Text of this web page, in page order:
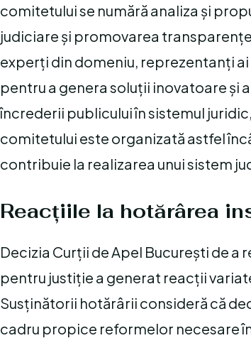
comitetului se numără analiza și
judiciare și promovarea
experți din domeniu, reprezentanți
pentru a genera soluții inovatoare și
încrederii publicului în sistemul
comitetului este organizată astfel
contribuie la realizarea unui sistem
Reacțiile la hotărârea
Decizia Curții de Apel București de
pentru justiție a generat reacții
Susținătorii hotărârii consideră că
cadru propice reformelor necesare